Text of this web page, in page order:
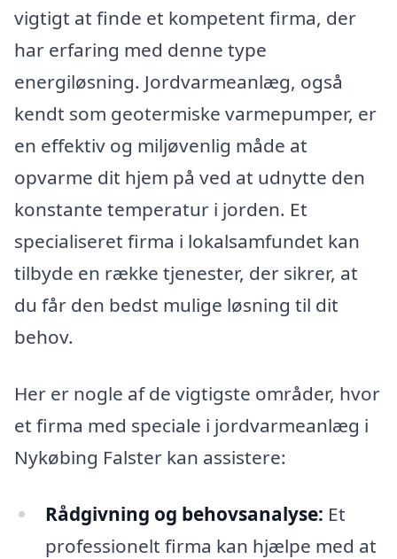
vigtigt at finde et kompetent firma, der
har erfaring med denne type
energiløsning. Jordvarmeanlæg, også
kendt som geotermiske varmepumper, er
en effektiv og miljøvenlig måde at
opvarme dit hjem på ved at udnytte den
konstante temperatur i jorden. Et
specialiseret firma i lokalsamfundet kan
tilbyde en række tjenester, der sikrer, at
du får den bedst mulige løsning til dit
behov.
Her er nogle af de vigtigste områder, hvor
et firma med speciale i jordvarmeanlæg i
Nykøbing Falster kan assistere:
Rådgivning og behovsanalyse: Et
professionelt firma kan hjælpe med at